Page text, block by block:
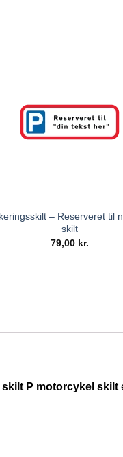
– Reserveret til
skilt
79,00 kr.
skilt P motorcykel skilt